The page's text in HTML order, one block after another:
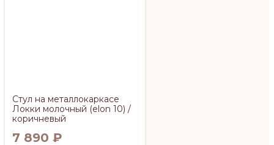
Стул на металлокаркасе
Локки молочный (elon 10) /
коричневый
7 890 ₽